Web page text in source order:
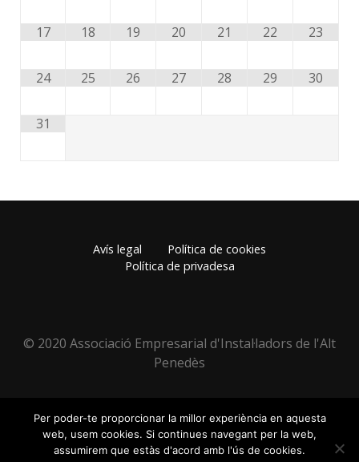
17 18 19 20 21 22 23
24 25 26 27 28 29 30
31
Avís legal
Política de cookies
Política de privadesa
© 2020 Associació Empresarial d'Instal·ladors de l'Alt
Penedès
Per poder-te proporcionar la millor experiència en aquesta
web, usem cookies. Si continues navegant per la web,
assumirem que estàs d'acord amb l'ús de cookies.